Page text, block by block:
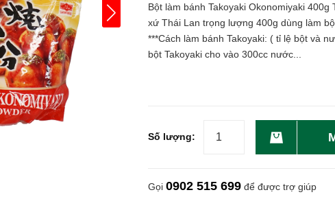
Bột làm bánh Takoyaki Okonomiyaki
xứ Thái Lan trọng lượng 400g dùng làm
***Cách làm bánh Takoyaki: ( tỉ lệ bột và
bột Takoyaki cho vào 300cc nước...
Số lượng:
Gọi 0902 515 699 để được trợ giúp